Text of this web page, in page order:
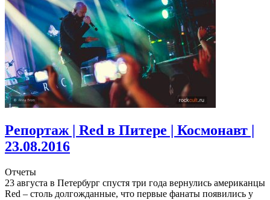
Репортаж | Red в Питере | Космонавт |
23.08.2016
Отчеты
23 августа в Петербург спустя три года вернулись американцы
Red – столь долгожданные, что первые фанаты появились у